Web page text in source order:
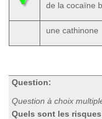
de la cocaïne
une cathinone
Question:
Question à choix
Quels sont les